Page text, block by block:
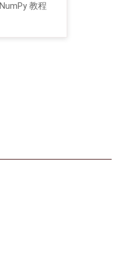
NumPy 教程